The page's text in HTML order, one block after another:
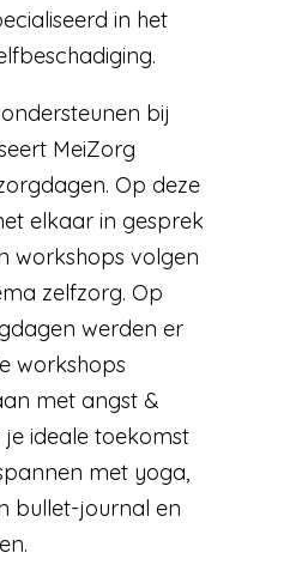
in het
bij
MeiZorg
Op deze
elkaar in gesprek
workshops volgen
zelfzorg. Op
werden er
workshops
met angst &
ideale toekomst
met yoga,
bullet-journal en